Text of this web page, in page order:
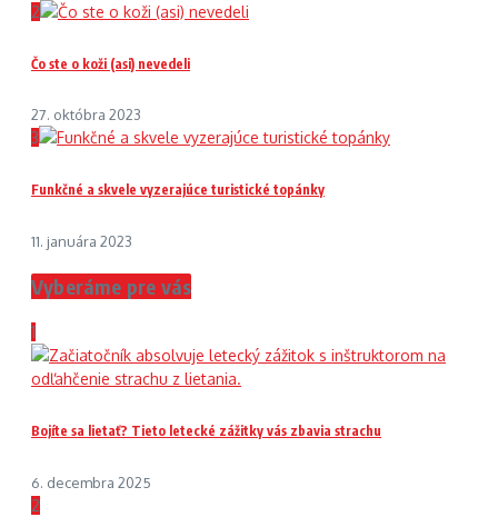
2
Čo ste o koži (asi) nevedeli
27. októbra 2023
3
Funkčné a skvele vyzerajúce turistické topánky
11. januára 2023
Vyberáme pre vás
1
Bojíte sa lietať? Tieto letecké zážitky vás zbavia strachu
6. decembra 2025
2